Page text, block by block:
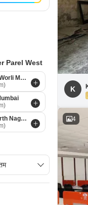
K
4
Parel West
Upper Worli Mumbai
Siddharth Nagar Mumbai